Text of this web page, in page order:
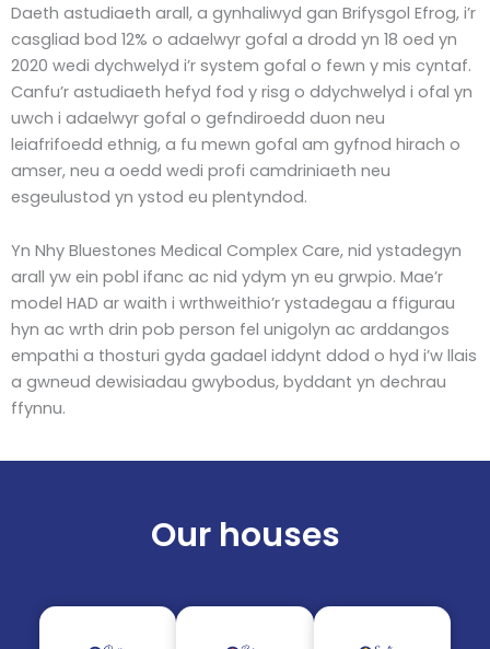
Daeth astudiaeth arall, a gynhaliwyd gan Brifysgol Efrog, i’r
casgliad bod 12% o adaelwyr gofal a drodd yn 18 oed yn
2020 wedi dychwelyd i’r system gofal o fewn y mis cyntaf.
Canfu’r astudiaeth hefyd fod y risg o ddychwelyd i ofal yn
uwch i adaelwyr gofal o gefndiroedd duon neu
leiafrifoedd ethnig, a fu mewn gofal am gyfnod hirach o
amser, neu a oedd wedi profi camdriniaeth neu
esgeulustod yn ystod eu plentyndod.
Yn Nhy Bluestones Medical Complex Care, nid ystadegyn
arall yw ein pobl ifanc ac nid ydym yn eu grwpio. Mae’r
model HAD ar waith i wrthweithio’r ystadegau a ffigurau
hyn ac wrth drin pob person fel unigolyn ac arddangos
empathi a thosturi gyda gadael iddynt ddod o hyd i’w llais
a gwneud dewisiadau gwybodus, byddant yn dechrau
ffynnu.
Our houses